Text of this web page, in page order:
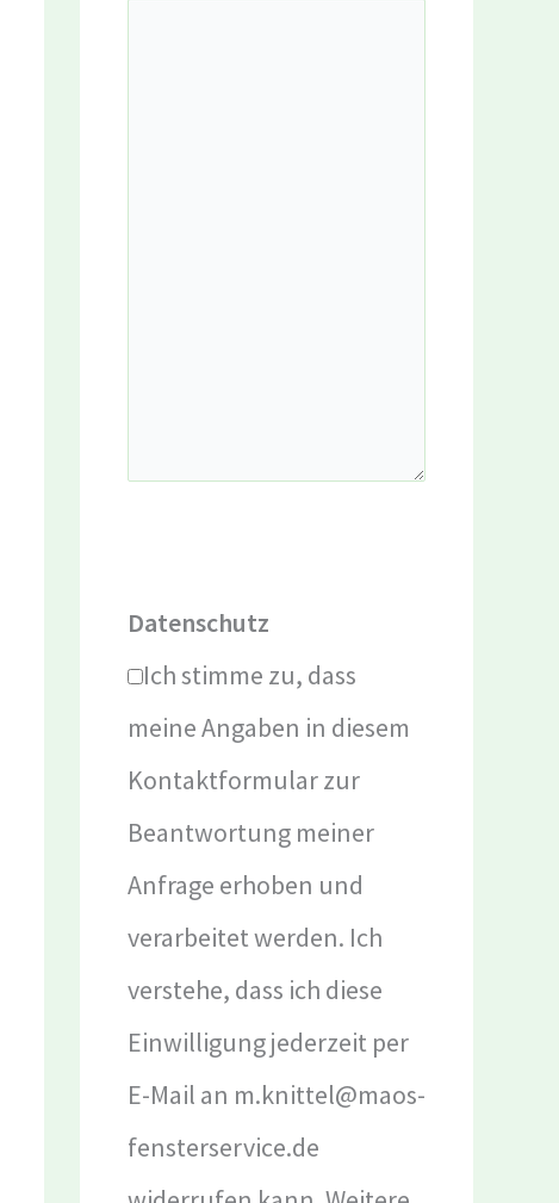
Datenschutz
Ich stimme zu, dass
meine Angaben in diesem
Kontaktformular zur
Beantwortung meiner
Anfrage erhoben und
verarbeitet werden. Ich
verstehe, dass ich diese
Einwilligung jederzeit per
E-Mail an m.knittel@maos-
fensterservice.de